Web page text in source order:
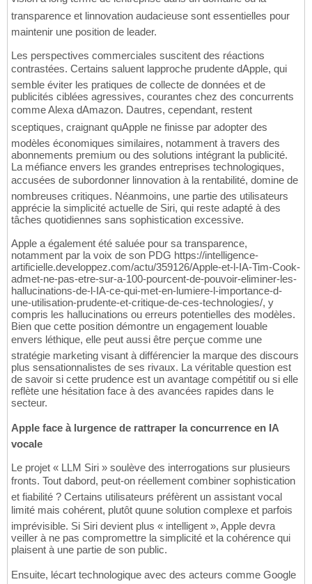
transparence et linnovation audacieuse sont essentielles pour
maintenir une position de leader.
Les perspectives commerciales suscitent des réactions
contrastées. Certains saluent lapproche prudente dApple, qui
semble éviter les pratiques de collecte de données et de
publicités ciblées agressives, courantes chez des concurrents
comme Alexa dAmazon. Dautres, cependant, restent
sceptiques, craignant quApple ne finisse par adopter des
modèles économiques similaires, notamment à travers des
abonnements premium ou des solutions intégrant la publicité.
La méfiance envers les grandes entreprises technologiques,
accusées de subordonner linnovation à la rentabilité, domine de
nombreuses critiques. Néanmoins, une partie des utilisateurs
apprécie la simplicité actuelle de Siri, qui reste adapté à des
tâches quotidiennes sans sophistication excessive.
Apple a également été saluée pour sa transparence,
notamment par la voix de son PDG https://intelligence-
artificielle.developpez.com/actu/359126/Apple-et-l-IA-Tim-Cook-
admet-ne-pas-etre-sur-a-100-pourcent-de-pouvoir-eliminer-les-
hallucinations-de-l-IA-ce-qui-met-en-lumiere-l-importance-d-
une-utilisation-prudente-et-critique-de-ces-technologies/, y
compris les hallucinations ou erreurs potentielles des modèles.
Bien que cette position démontre un engagement louable
envers léthique, elle peut aussi être perçue comme une
stratégie marketing visant à différencier la marque des discours
plus sensationnalistes de ses rivaux. La véritable question est
de savoir si cette prudence est un avantage compétitif ou si elle
reflète une hésitation face à des avancées rapides dans le
secteur.
Apple face à lurgence de rattraper la concurrence en IA
vocale
Le projet « LLM Siri » soulève des interrogations sur plusieurs
fronts. Tout dabord, peut-on réellement combiner sophistication
et fiabilité ? Certains utilisateurs préfèrent un assistant vocal
limité mais cohérent, plutôt quune solution complexe et parfois
imprévisible. Si Siri devient plus « intelligent », Apple devra
veiller à ne pas compromettre la simplicité et la cohérence qui
plaisent à une partie de son public.
Ensuite, lécart technologique avec des acteurs comme Google